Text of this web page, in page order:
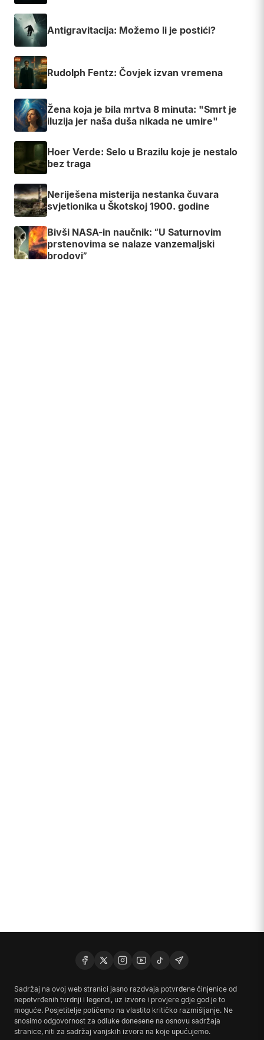
Antigravitacija: Možemo li je postići?
Rudolph Fentz: Čovjek izvan vremena
Žena koja je bila mrtva 8 minuta: "Smrt je
iluzija jer naša duša nikada ne umire"
Hoer Verde: Selo u Brazilu koje je nestalo
bez traga
Neriješena misterija nestanka čuvara
svjetionika u Škotskoj 1900. godine
Bivši NASA-in naučnik: “U Saturnovim
prstenovima se nalaze vanzemaljski
brodovi”
Sadržaj na ovoj web stranici jasno razdvaja potvrđene činjenice od
nepotvrđenih tvrdnji i legendi, uz izvore i provjere gdje god je to
moguće. Posjetitelje potičemo na vlastito kritičko razmišljanje. Ne
snosimo odgovornost za odluke donesene na osnovu sadržaja
stranice, niti za sadržaj vanjskih izvora na koje upućujemo.